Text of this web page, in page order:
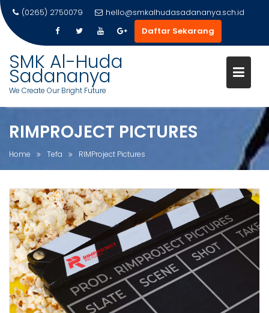
content
(0265) 2750079
hello@smkalhudasadananya.sch.id
Daftar Sekarang
SMK Al-Huda
Sadananya
We Create Our Bright Future
RIMPROJECT PICTURES
Home Tefa RIMProject Pictures